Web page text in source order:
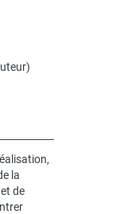
la
de